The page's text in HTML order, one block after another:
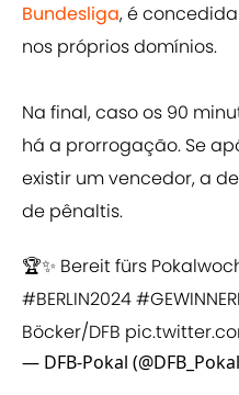
Bundesliga, é
nos próprios domínios.
Na final, caso os 90
há a prorrogação. Se
existir um vencedor, a
de pênaltis.
🏆✨ Bereit fürs
#BERLIN2024
Böcker/DFB
— DFB-Pokal